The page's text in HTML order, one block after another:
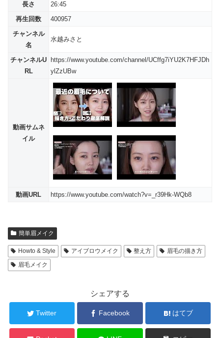
長さ
26:45
再生回数
400957
チャンネル
名
水越みさと
チャンネルU
RL
https://www.youtube.com/channel/UCffg7iYU2K7HFJDh
ylZzUBw
動画サムネ
イル
動画URL https://www.youtube.com/watch?v=_r39Hk-WQb8
簡単眉メイク
Howto & Style アイブロウメイク 整え方
眉毛の描き方
眉毛メイク
シェアする
Twitter Facebook はてブ